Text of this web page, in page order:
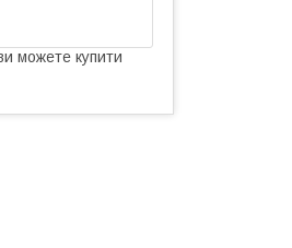
можете купити